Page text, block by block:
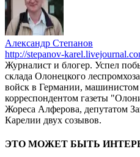
Александр Степанов
http://stepanov-
Журналист и блогер. Успел
склада Олонецкого
войск в Германии, машинистом
корреспондентом газеты
Жореса Алферова, депутатом
Карелии двух созывов.
ЭТО МОЖЕТ БЫТЬ